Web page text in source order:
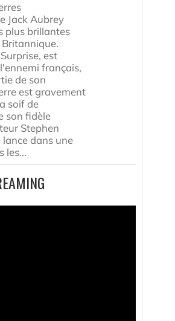
Jack Aubrey
plus brillantes
est
français,
de son
est gravement
soif de
son fidèle
Stephen
dans une
les...